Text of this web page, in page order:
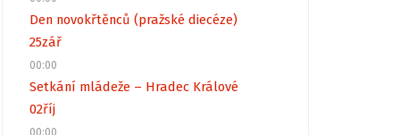
Den novokřtěnců (pražské diecéze)
25zář
00:00
Setkání mládeže – Hradec Králové
02říj
00:00